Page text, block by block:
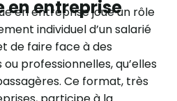
en entreprise
en entreprise joue un rôle
individuel d’un salarié
de faire face à des
professionnelles, qu’elles
Ce format, très